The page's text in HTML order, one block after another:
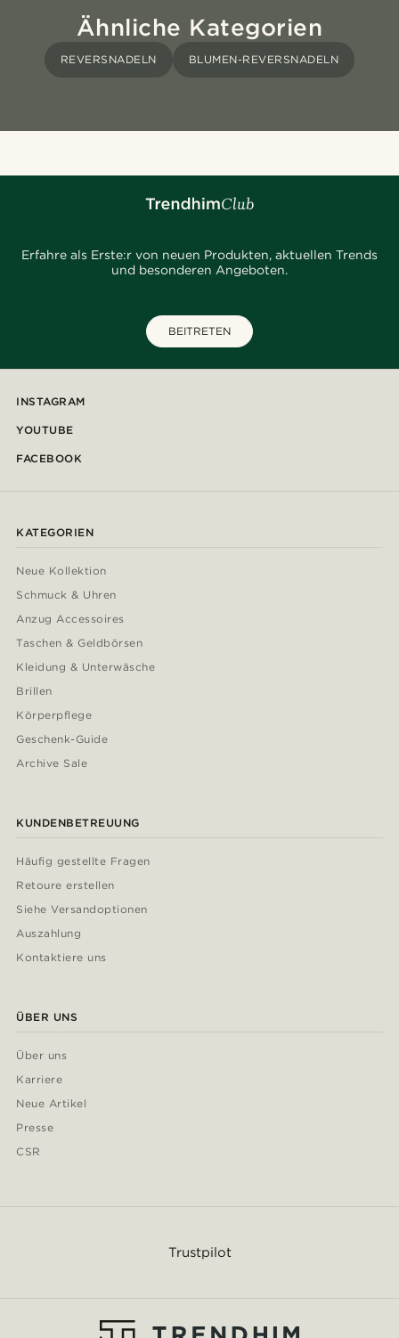
Ähnliche Kategorien
REVERSNADELN BLUMEN-REVERSNADELN
Erfahre als Erste:r von neuen Produkten, aktuellen Trends
und besonderen Angeboten.
BEITRETEN
INSTAGRAM
YOUTUBE
FACEBOOK
KATEGORIEN
Neue Kollektion
Schmuck & Uhren
Anzug Accessoires
Taschen & Geldbörsen
Kleidung & Unterwäsche
Brillen
Körperpflege
Geschenk-Guide
Archive Sale
KUNDENBETREUUNG
Häufig gestellte Fragen
Retoure erstellen
Siehe Versandoptionen
Auszahlung
Kontaktiere uns
ÜBER UNS
Über uns
Karriere
Neue Artikel
Presse
CSR
Trustpilot